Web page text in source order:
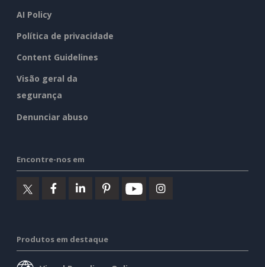
AI Policy
Política de privacidade
Content Guidelines
Visão geral da
segurança
Denunciar abuso
Encontre-nos em
Produtos em destaque